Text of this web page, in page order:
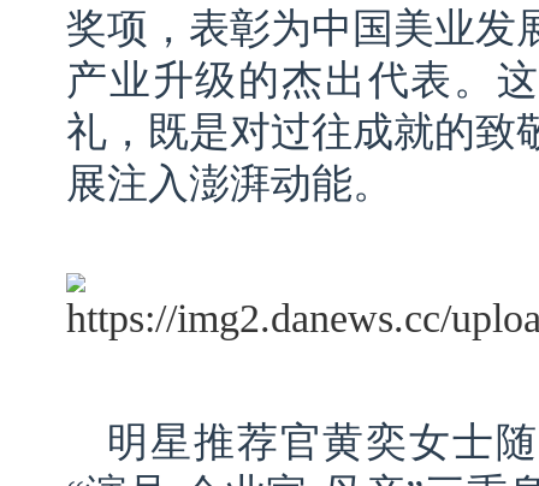
奖项，表彰为中国美业发
产业升级的杰出代表。
礼，既是对过往成就的致
展注入澎湃动能。
明星推荐官黄奕女士